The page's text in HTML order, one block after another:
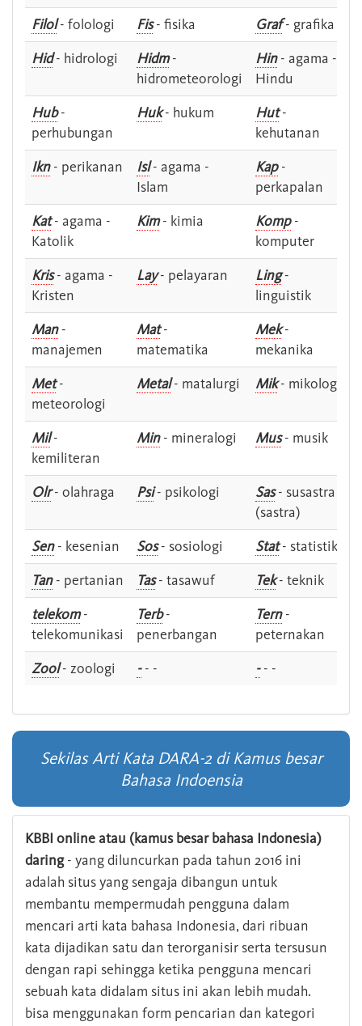
Filol- folologi Fis- fisika Graf- grafika
Hid- hidrologi Hidm-
hidrometeorologi
Hin- agama -
Hindu
Hub-
perhubungan
Huk- hukum Hut-
kehutanan
Ikn- perikanan Isl- agama -
Islam
Kap-
perkapalan
Kat- agama -
Katolik
Kim- kimia Komp-
komputer
Kris- agama -
Kristen
Lay- pelayaran Ling-
linguistik
Man-
manajemen
Mat-
matematika
Mek-
mekanika
Met-
meteorologi
Metal- matalurgi Mik- mikologi
Mil-
kemiliteran
Min- mineralogi Mus- musik
Olr- olahraga Psi- psikologi Sas- susastra -
(sastra)
Sen- kesenian Sos- sosiologi Stat- statistik
Tan- pertanian Tas- tasawuf Tek- teknik
telekom-
telekomunikasi
Terb-
penerbangan
Tern-
peternakan
Zool- zoologi -- - -- -
Sekilas Arti Kata DARA-2 di Kamus besar
Bahasa Indoensia
KBBI online atau (kamus besar bahasa Indonesia)
daring- yang diluncurkan pada tahun 2016 ini
adalah situs yang sengaja dibangun untuk
membantu mempermudah pengguna dalam
mencari arti kata bahasa Indonesia, dari ribuan
kata dijadikan satu dan terorganisir serta tersusun
dengan rapi sehingga ketika pengguna mencari
sebuah kata didalam situs ini akan lebih mudah.
bisa menggunakan form pencarian dan kategori